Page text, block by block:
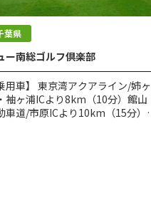
葉県
ー南総ゴルフ倶楽部
用車】 東京湾アクアライン/姉ヶ
袖ヶ浦ICより8km（10分）館山
車道/市原ICより10km（15分）